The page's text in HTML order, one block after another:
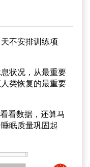
不安排训练项
状况，从最重要
类恢复的最重要
看数据，还算马
眠质量巩固起